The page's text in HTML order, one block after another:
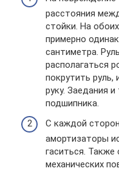
расстояния
стойки. На
примерно
сантиметра.
располагаться
покрутить руль,
руку. Заедания
подшипника.
С каждой
амортизаторы
гаситься. Также
механических